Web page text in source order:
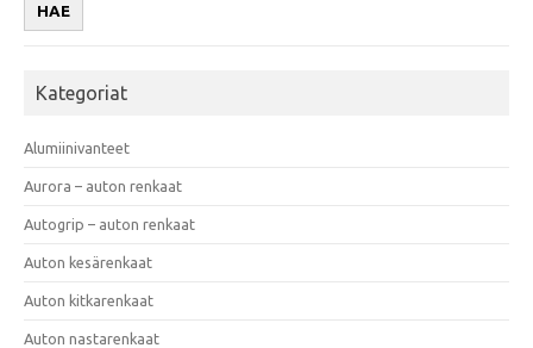
HAE
Kategoriat
Alumiinivanteet
Aurora – auton renkaat
Autogrip – auton renkaat
Auton kesärenkaat
Auton kitkarenkaat
Auton nastarenkaat